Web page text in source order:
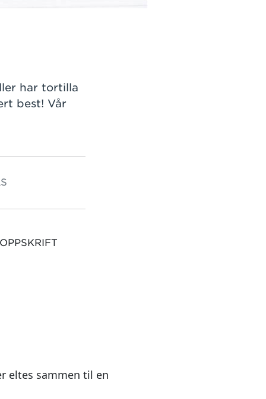
har tortilla
best! Vår
eltes sammen til en